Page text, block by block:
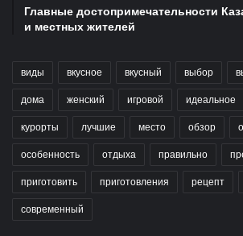
Главные достопримечательности
и местных жителей
виды вкусное вкусный выбор
дома женский игровой идеальное
курорты лучшие место обзор
особенность отдыха правильно
приготовить приготовления рецепт
современный